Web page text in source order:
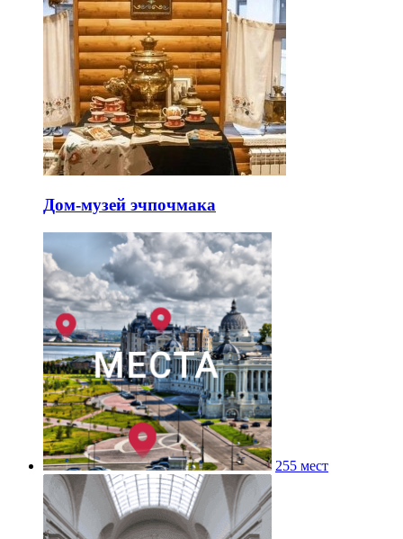
Дом-музей эчпочмака
255 мест